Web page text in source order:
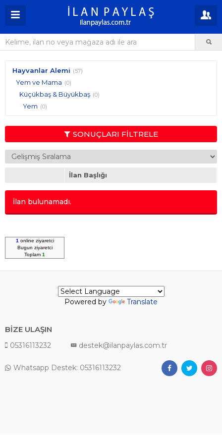
Hayvanlar Alemi (57)
Yem ve Mama (0)
Küçükbaş & Büyükbaş (0)
Yem (0)
SONUÇLARI FİLTRELE
İlan Başlığı
İlan bulunamadı.
1 online ziyaretci
Bugun ziyaretci
Toplam 1
Powered by Translate
BİZE ULAŞIN
05316113232 destek@ilanpaylas.com.tr
Whatsapp Destek: 05316113232